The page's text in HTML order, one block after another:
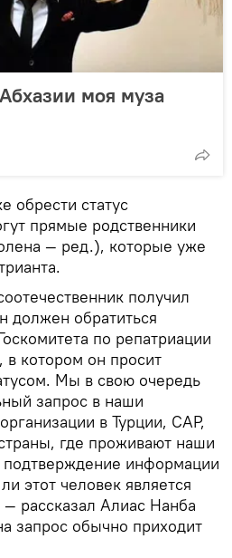
моя муза
обрести статус
прямые родственники
— ред.), которые уже
получил
должен обратиться
по репатриации
в котором он просит
Мы в свою очередь
запрос в наши
в Турции, САР,
где проживают наши
подтверждение информации
этот человек является
рассказал Алиас Нанба
запрос обычно приходит